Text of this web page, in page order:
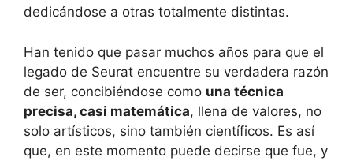
dedicándose a otras totalmente distintas.
Han tenido que pasar muchos años para que el
legado de Seurat encuentre su verdadera razón
de ser, concibiéndose como una técnica
precisa, casi matemática, llena de valores, no
solo artísticos, sino también científicos. Es así
que, en este momento puede decirse que fue, y